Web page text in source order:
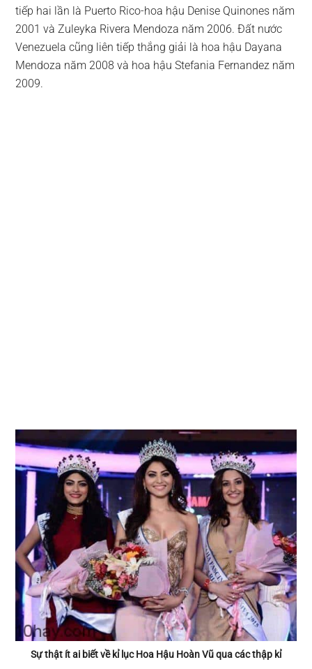
tiếp hai lần là Puerto Rico-hoa hậu Denise Quinones năm
2001 và Zuleyka Rivera Mendoza năm 2006. Đất nước
Venezuela cũng liên tiếp thắng giải là hoa hậu Dayana
Mendoza năm 2008 và hoa hậu Stefania Fernandez năm
2009.
Sự thật ít ai biết về kỉ lục Hoa Hậu Hoàn Vũ qua các thập kỉ